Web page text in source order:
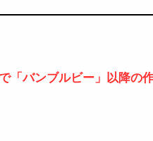
「バンブルビー」以降の